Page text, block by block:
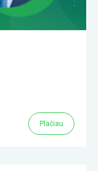
Plačiau